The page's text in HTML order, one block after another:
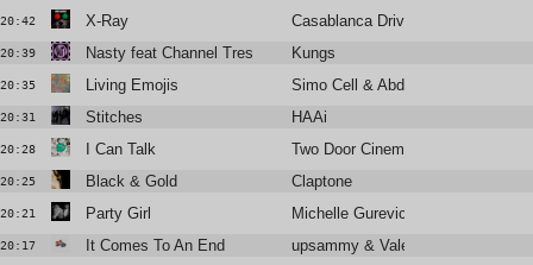
20:42 X-Ray Casablanca Drivers
20:39 Nasty feat Channel Tres Kungs
20:35 Living Emojis Simo Cell & Abdullah Miniawy
20:31 Stitches HAAi
20:28 I Can Talk Two Door Cinema Club
20:25 Black & Gold Claptone
20:21 Party Girl Michelle Gurevich
20:17 It Comes To An End upsammy & Valentina Magaletti